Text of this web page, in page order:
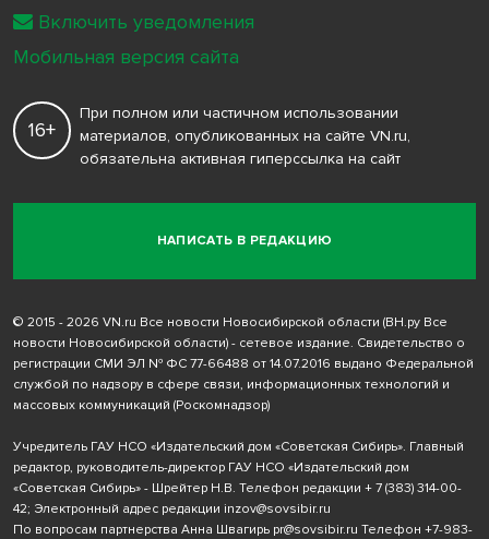
НАПИСАТЬ В РЕДАКЦИЮ
16+
При полном или частичном использовании
материалов, опубликованных на сайте VN.ru,
обязательна активная гиперссылка на сайт
© 2015 - 2026 VN.ru Все новости Новосибирской области (ВН.ру Все
новости Новосибирской области) - сетевое издание. Свидетельство о
регистрации СМИ ЭЛ № ФС 77-66488 от 14.07.2016 выдано Федеральной
службой по надзору в сфере связи, информационных технологий и
массовых коммуникаций (Роскомнадзор)
Учредитель ГАУ НСО «Издательский дом «Советская Сибирь». Главный
редактор, руководитель-директор ГАУ НСО «Издательский дом
«Советская Сибирь» - Шрейтер Н.В. Телефон редакции + 7 (383) 314-00-
42; Электронный адрес редакции inzov@sovsibir.ru
По вопросам партнерства Анна Швагирь pr@sovsibir.ru Телефон +7-983-
Включить уведомления
Мобильная версия сайта